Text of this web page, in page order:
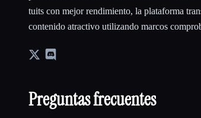
tuits con mejor rendimiento, la plataforma
contenido atractivo utilizando marcos
Preguntas frecuentes